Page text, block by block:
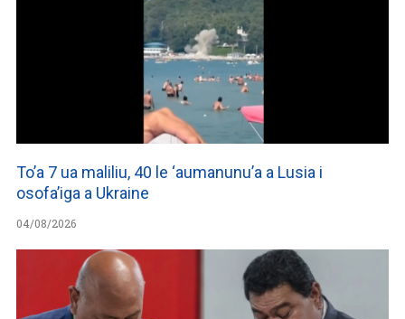
To’a 7 ua maliliu, 40 le ‘aumanunu’a a Lusia i
osofa’iga a Ukraine
04/08/2026